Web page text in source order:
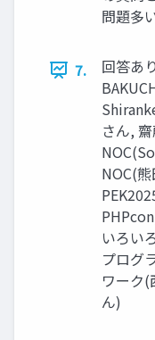
問題多
7.
回答あ
さん,
NOC(
いろい
プログ
ワーク
ん)